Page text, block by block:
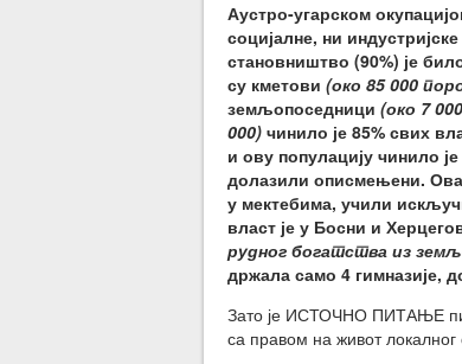
Аустро-угарском
социјалне, ни
становништво (90%) је
су кметови (око 85 000
земљопоседници (око 7
000) чинило је 85% свих
и ову популацију чинило
долазили описмењени.
у мектебима, учили
власт је у Босни и
рудног богатства из
држала само 4 гимназије,
Зато је ИСТОЧНО ПИТАЊЕ
са правом на живот локалног